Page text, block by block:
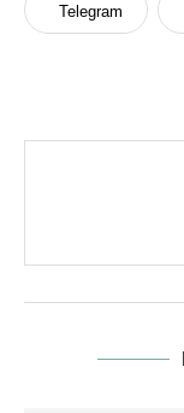
Telegram